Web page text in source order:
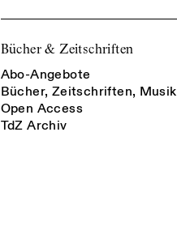
Bücher & Zeitschriften
Abo-Angebote
Bücher, Zeitschriften, Musik
Open Access
TdZ Archiv